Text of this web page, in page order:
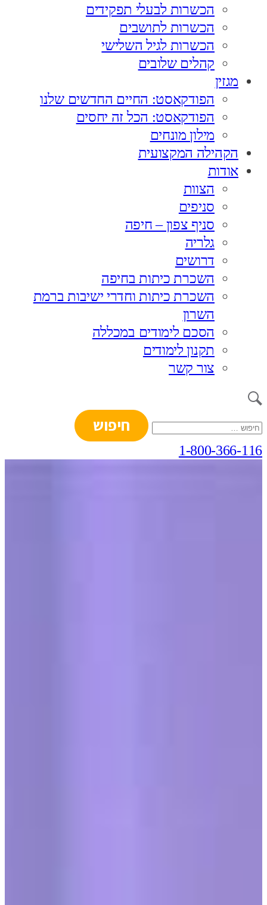
הכשרות לבעלי תפקידים
הכשרות לתושבים
הכשרות לגיל השלישי
קהלים שלובים
מגזין
הפודקאסט: החיים החדשים שלנו
הפודקאסט: הכל זה יחסים
מילון מונחים
הקהילה המקצועית
אודות
הצוות
סניפים
סניף צפון – חיפה
גלריה
דרושים
השכרת כיתות בחיפה
השכרת כיתות וחדרי ישיבות ברמת
השרון
הסכם לימודים במכללה
תקנון לימודים
צור קשר
חיפוש:
1-800-366-116